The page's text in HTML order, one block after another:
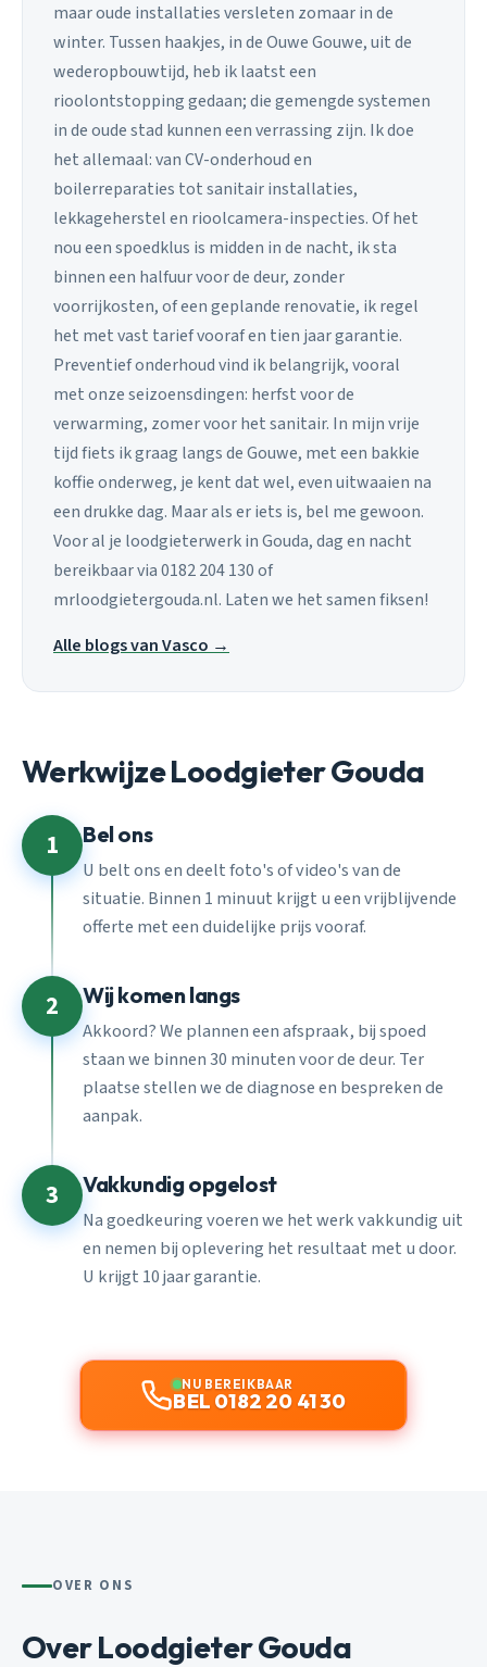
maar oude installaties versleten zomaar in de
winter. Tussen haakjes, in de Ouwe Gouwe, uit de
wederopbouwtijd, heb ik laatst een
rioolontstopping gedaan; die gemengde systemen
in de oude stad kunnen een verrassing zijn. Ik doe
het allemaal: van CV-onderhoud en
boilerreparaties tot sanitair installaties,
lekkageherstel en rioolcamera-inspecties. Of het
nou een spoedklus is midden in de nacht, ik sta
binnen een halfuur voor de deur, zonder
voorrijkosten, of een geplande renovatie, ik regel
het met vast tarief vooraf en tien jaar garantie.
Preventief onderhoud vind ik belangrijk, vooral
met onze seizoensdingen: herfst voor de
verwarming, zomer voor het sanitair. In mijn vrije
tijd fiets ik graag langs de Gouwe, met een bakkie
koffie onderweg, je kent dat wel, even uitwaaien na
een drukke dag. Maar als er iets is, bel me gewoon.
Voor al je loodgieterwerk in Gouda, dag en nacht
bereikbaar via 0182 204 130 of
mrloodgietergouda.nl. Laten we het samen fiksen!
Alle blogs van Vasco →
Werkwijze Loodgieter Gouda
1 Bel ons
U belt ons en deelt foto's of video's van de
situatie. Binnen 1 minuut krijgt u een vrijblijvende
offerte met een duidelijke prijs vooraf.
2 Wij komen langs
Akkoord? We plannen een afspraak, bij spoed
staan we binnen 30 minuten voor de deur. Ter
plaatse stellen we de diagnose en bespreken de
aanpak.
3 Vakkundig opgelost
Na goedkeuring voeren we het werk vakkundig uit
en nemen bij oplevering het resultaat met u door.
U krijgt 10 jaar garantie.
NU BEREIKBAAR
BEL 0182 20 41 30
OVER ONS
Over Loodgieter Gouda